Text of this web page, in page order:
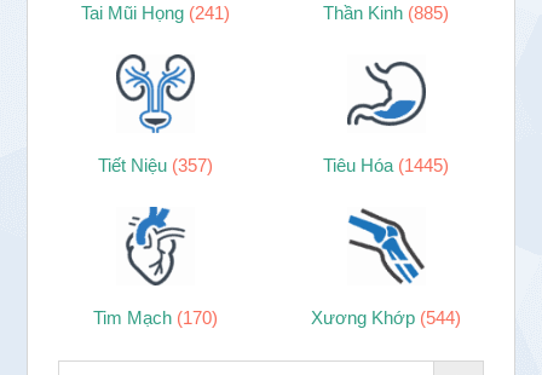
Tai Mũi Họng (241) Thần Kinh (885)
Tiết Niệu (357) Tiêu Hóa (1445)
Tim Mạch (170) Xương Khớp (544)